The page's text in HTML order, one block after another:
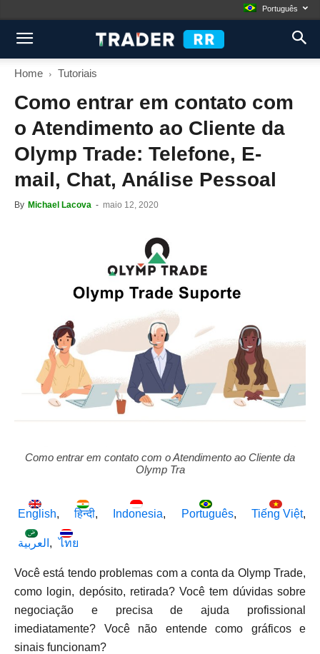
Português
Home Tutoriais
Como entrar em contato com
o Atendimento ao Cliente da
Olymp Trade: Telefone, E-
mail, Chat, Análise Pessoal
By Michael Lacova - maio 12, 2020
Como entrar em contato com o Atendimento ao Cliente da
Olymp Tra
English हिन्दी Indonesia Português Tiếng Việt
العربية ไทย
Você está tendo problemas com a conta da Olymp Trade,
como login, depósito, retirada? Você tem dúvidas sobre
negociação e precisa de ajuda profissional
imediatamente? Você não entende como gráficos e
sinais funcionam?